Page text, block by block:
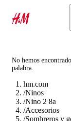
No hemos
palabra.
hm.com
/Ninos
/Nino 2 8a
/Accesorios
/Sombreros y